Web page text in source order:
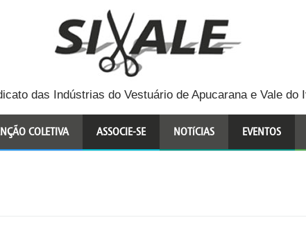
das Indústrias do Vestuário de Apucarana e Vale do
COLETIVA ASSOCIE-SE NOTíCIAS EVENTOS